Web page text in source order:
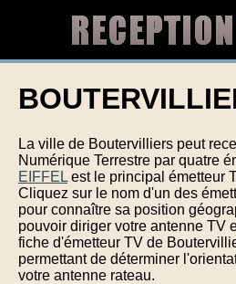
La ville de Boutervilliers peut
Numérique Terrestre par quatre
EIFFEL est le principal émetteur
Cliquez sur le nom d'un des
pour connaître sa position
pouvoir diriger votre antenne TV
fiche d'émetteur TV de
permettant de déterminer
votre antenne rateau.